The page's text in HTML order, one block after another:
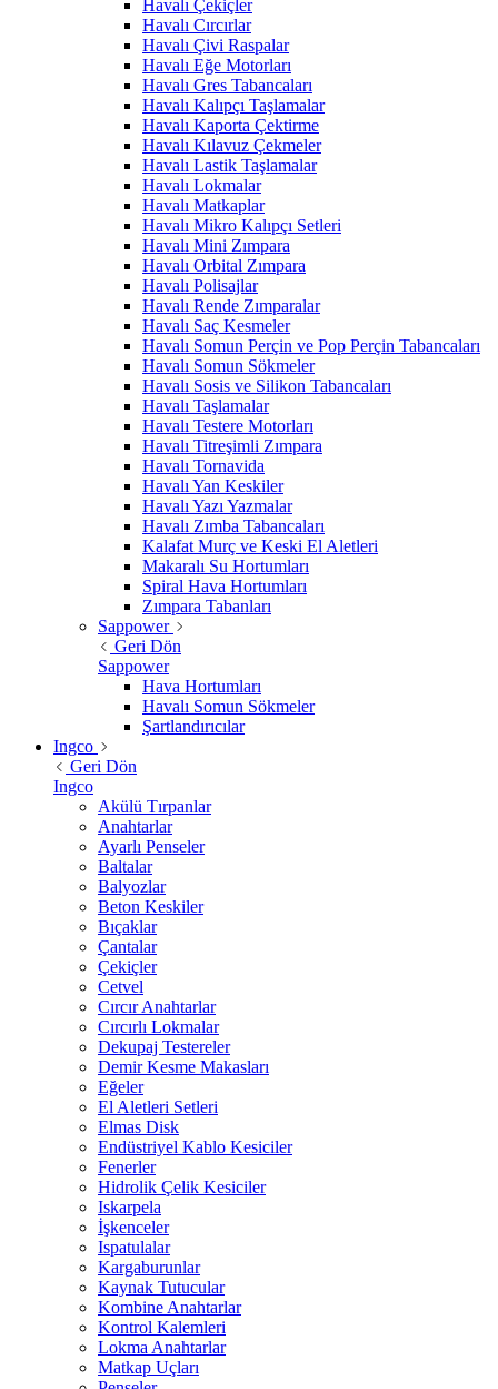
Havalı Çekiçler
Havalı Cırcırlar
Havalı Çivi Raspalar
Havalı Eğe Motorları
Havalı Gres Tabancaları
Havalı Kalıpçı Taşlamalar
Havalı Kaporta Çektirme
Havalı Kılavuz Çekmeler
Havalı Lastik Taşlamalar
Havalı Lokmalar
Havalı Matkaplar
Havalı Mikro Kalıpçı Setleri
Havalı Mini Zımpara
Havalı Orbital Zımpara
Havalı Polisajlar
Havalı Rende Zımparalar
Havalı Saç Kesmeler
Havalı Somun Perçin ve Pop Perçin Tabancaları
Havalı Somun Sökmeler
Havalı Sosis ve Silikon Tabancaları
Havalı Taşlamalar
Havalı Testere Motorları
Havalı Titreşimli Zımpara
Havalı Tornavida
Havalı Yan Keskiler
Havalı Yazı Yazmalar
Havalı Zımba Tabancaları
Kalafat Murç ve Keski El Aletleri
Makaralı Su Hortumları
Spiral Hava Hortumları
Zımpara Tabanları
Sappower
Geri Dön
Sappower
Hava Hortumları
Havalı Somun Sökmeler
Şartlandırıcılar
Ingco
Geri Dön
Ingco
Akülü Tırpanlar
Anahtarlar
Ayarlı Penseler
Baltalar
Balyozlar
Beton Keskiler
Bıçaklar
Çantalar
Çekiçler
Cetvel
Cırcır Anahtarlar
Cırcırlı Lokmalar
Dekupaj Testereler
Demir Kesme Makasları
Eğeler
El Aletleri Setleri
Elmas Disk
Endüstriyel Kablo Kesiciler
Fenerler
Hidrolik Çelik Kesiciler
Iskarpela
İşkenceler
Ispatulalar
Kargaburunlar
Kaynak Tutucular
Kombine Anahtarlar
Kontrol Kalemleri
Lokma Anahtarlar
Matkap Uçları